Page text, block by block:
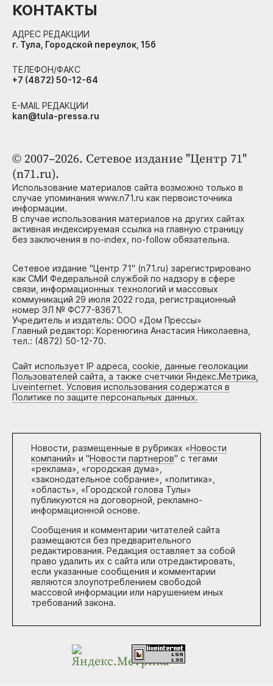
© 2007–2026. Сетевое издание "Центр 71"
(n71.ru).
Использование материалов сайта возможно только в
случае упоминания www.n71.ru как первоисточника
информации.
В случае использования материалов на других сайтах
активная индексируемая ссылка на главную страницу
без заключения в no-index, no-follow обязательна.
Сетевое издание "Центр 71" (n71.ru) зарегистрировано
как СМИ Федеральной службой по надзору в сфере
связи, информационных технологий и массовых
коммуникаций 29 июля 2022 года, регистрационный
номер ЭЛ № ФС77-83671.
Учредитель и издатель: ООО «Дом Прессы»
Главный редактор: Коренюгина Анастасия Николаевна,
тел.: (4872) 50-12-70.
Сайт использует IP адреса, cookie, данные геолокации
Пользователей сайта, а также счетчики Яндекс.Метрика,
Liveinternet. Условия использования содержатся в
Политике по защите персональных данных.
Новости, размещенные в рубриках «Новости
компаний» и "Новости партнеров" с тегами
«реклама», «городская дума»,
«законодательное собрание», «политика»,
«область», «Городской голова Тулы»
публикуются на договорной, рекламно-
информационной основе.
Сообщения и комментарии читателей сайта
размещаются без предварительного
редактирования. Редакция оставляет за собой
право удалить их с сайта или отредактировать,
если указанные сообщения и комментарии
являются злоупотреблением свободой
массовой информации или нарушением иных
требований закона.
КОНТАКТЫ
АДРЕС РЕДАКЦИИ
г. Тула, Городской переулок, 15б
ТЕЛЕФОН/ФАКС
+7 (4872) 50-12-64
E-MAIL РЕДАКЦИИ
kan@tula-pressa.ru